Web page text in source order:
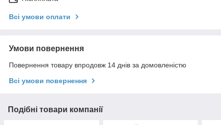
Всі умови оплати
Умови повернення
Повернення товару впродовж 14 днів за домовленістю
Всі умови повернення
Подібні товари компанії